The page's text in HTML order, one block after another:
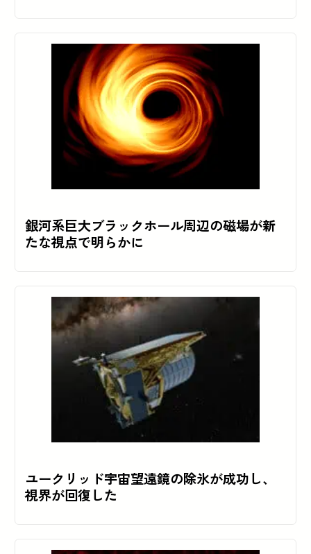
銀河系巨大ブラックホール周辺の磁場が新
たな視点で明らかに
ユークリッド宇宙望遠鏡の除氷が成功し、
視界が回復した